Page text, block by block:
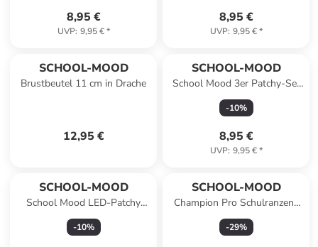
8,95 €
UVP: 9,95 €*
8,95 €
UVP: 9,95 €*
SCHOOL-MOOD
Brustbeutel 11 cm in Drache
12,95 €
SCHOOL-MOOD
School Mood 3er Patchy-Set
Ella (Pony)
-10%
8,95 €
UVP: 9,95 €*
SCHOOL-MOOD
School Mood LED-Patchy
Rennwagen
-10%
SCHOOL-MOOD
Champion Pro Schulranzen-
Set 7-teilig in Kätzchen
-29%